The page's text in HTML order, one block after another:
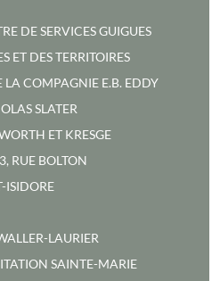
DE SERVICES GUIGUES
ET DES TERRITOIRES
LA COMPAGNIE E.B. EDDY
SLATER
ET KRESGE
RUE BOLTON
ISIDORE
LAURIER
SAINTE-MARIE